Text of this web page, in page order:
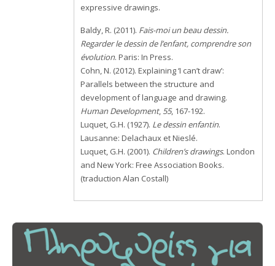
expressive drawings.
Baldy, R. (2011). Fais-moi un beau dessin.
Regarder le dessin de l’enfant, comprendre son
évolution. Paris: In Press.
Cohn, N. (2012). Explaining ‘I can’t draw’:
Parallels between the structure and
development of language and drawing.
Human Development, 55, 167-192.
Luquet, G.H. (1927). Le dessin enfantin.
Lausanne: Delachaux et Nieslé.
Luquet, G.H. (2001). Children’s drawings. London
and New York: Free Association Books.
(traduction Alan Costall)